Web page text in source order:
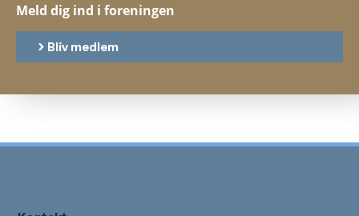
Meld dig ind i foreningen
Bliv medlem